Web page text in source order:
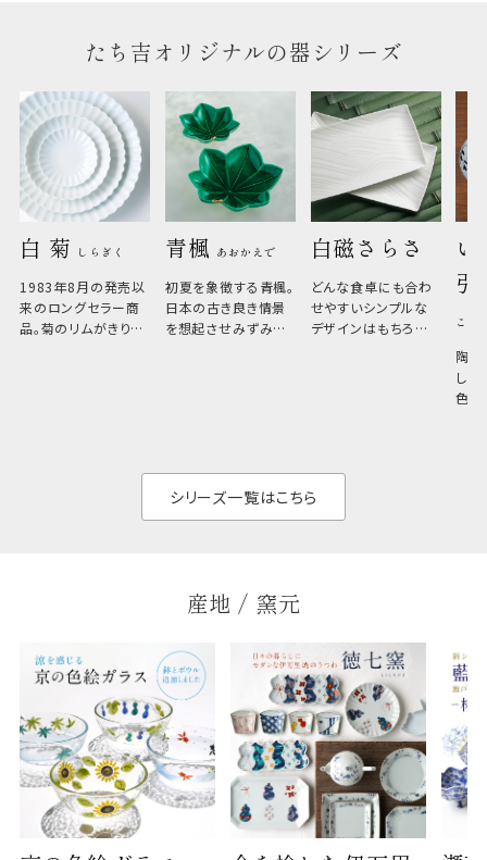
たち吉オリジナルの器シリーズ
白 菊 しらぎく
1983年8月の発売以
来のロングセラー商
品。菊のリムがきりっ
青楓 あおかえで
初夏を象徴する青楓。
日本の古き良き情景
を想起させみずみず
白磁さらさ
どんな食卓にも合わ
せやすいシンプルな
デザインはもちろん、
い
こひ
陶器
しい
色の
シリーズ一覧はこちら
産地 / 窯元